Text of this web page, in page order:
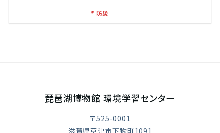
防災
琵琶湖博物館 環境学習センター
〒525-0001
滋賀県草津市下物町1091